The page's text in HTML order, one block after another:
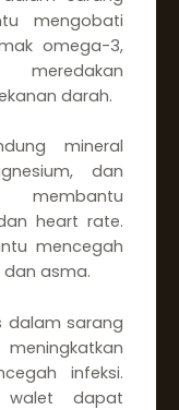
mengobati
omega-3,
darah.
mineral
dan
heart rate.
mencegah
asma.
dalam sarang
infeksi.
dapat